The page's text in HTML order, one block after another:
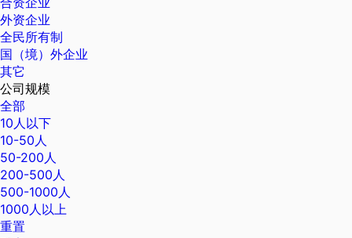
外资企业
全民所有制
国（境）外企业
其它
公司规模
全部
10人以下
10-50人
50-200人
200-500人
500-1000人
1000人以上
重置